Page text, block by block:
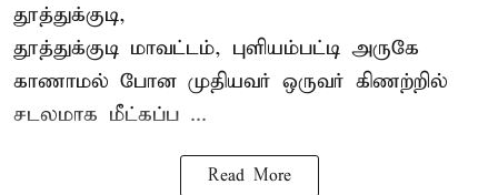
தூத்துக்குடி,
தூத்துக்குடி மாவட்டம், புளியம்பட்டி அருகே
காணாமல் போன முதியவர் ஒருவர் கிணற்றில்
சடலமாக மீட்கப்ப ...
Read More